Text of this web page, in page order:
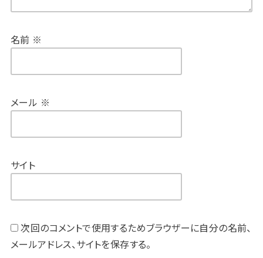
名前 ※
メール ※
サイト
次回のコメントで使用するためブラウザーに自分の名前、
メールアドレス、サイトを保存する。